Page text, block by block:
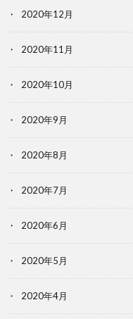
2020年12月
2020年11月
2020年10月
2020年9月
2020年8月
2020年7月
2020年6月
2020年5月
2020年4月